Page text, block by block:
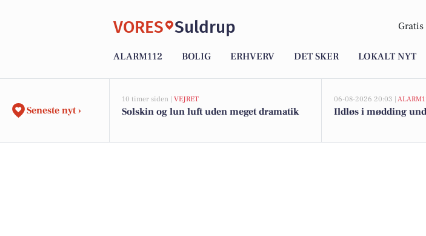
VORES Suldrup
ALARM112 BOLIG ERHVERV DET SKER LOKALT NYT
Seneste nyt ›
10 timer siden | VEJRET
Solskin og lun luft uden meget dramatik
06-08-2026 20:03 |
Ildløs i mødding